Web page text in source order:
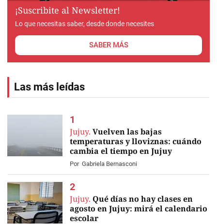
¡Suscribite al Newsletter!
Lo que necesitas saber, desde donde necesites
SABER MÁS
Las más leídas
Jujuy. Vuelven las bajas
temperaturas y lloviznas: cuándo
cambia el tiempo en Jujuy
Por Gabriela Bernasconi
Jujuy. Qué días no hay clases en
agosto en Jujuy: mirá el calendario
escolar